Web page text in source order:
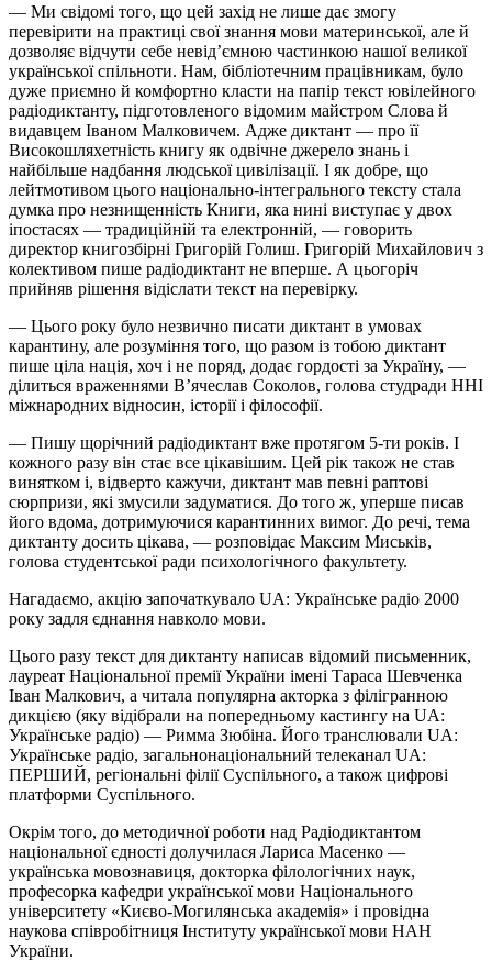
— Ми свідомі того, що цей захід не лише дає змогу
перевірити на практиці свої знання мови материнської, але й
дозволяє відчути себе невід’ємною частинкою нашої великої
української спільноти. Нам, бібліотечним працівникам, було
дуже приємно й комфортно класти на папір текст ювілейного
радіодиктанту, підготовленого відомим майстром Слова й
видавцем Іваном Малковичем. Адже диктант — про її
Високошляхетність книгу як одвічне джерело знань і
найбільше надбання людської цивілізації. І як добре, що
лейтмотивом цього національно-інтегрального тексту стала
думка про незнищенність Книги, яка нині виступає у двох
іпостасях — традиційній та електронній, — говорить
директор книгозбірні Григорій Голиш. Григорій Михайлович з
колективом пише радіодиктант не вперше. А цьогоріч
прийняв рішення відіслати текст на перевірку.
— Цього року було незвично писати диктант в умовах
карантину, але розуміння того, що разом із тобою диктант
пише ціла нація, хоч і не поряд, додає гордості за Україну, —
ділиться враженнями В’ячеслав Соколов, голова студради ННІ
міжнародних відносин, історії і філософії.
— Пишу щорічний радіодиктант вже протягом 5-ти років. І
кожного разу він стає все цікавішим. Цей рік також не став
винятком і, відверто кажучи, диктант мав певні раптові
сюрпризи, які змусили задуматися. До того ж, уперше писав
його вдома, дотримуючися карантинних вимог. До речі, тема
диктанту досить цікава, — розповідає Максим Миськів,
голова студентської ради психологічного факультету.
Нагадаємо, акцію започаткувало UA: Українське радіо 2000
року задля єднання навколо мови.
Цього разу текст для диктанту написав відомий письменник,
лауреат Національної премії України імені Тараса Шевченка
Іван Малкович, а читала популярна акторка з філігранною
дикцією (яку відібрали на попередньому кастингу на UA:
Українське радіо) — Римма Зюбіна. Його транслювали UA:
Українське радіо, загальнонаціональний телеканал UA:
ПЕРШИЙ, регіональні філії Суспільного, а також цифрові
платформи Суспільного.
Окрім того, до методичної роботи над Радіодиктантом
національної єдності долучилася Лариса Масенко —
українська мовознавиця, докторка філологічних наук,
професорка кафедри української мови Національного
університету «Києво-Могилянська академія» і провідна
наукова співробітниця Інституту української мови НАН
України.